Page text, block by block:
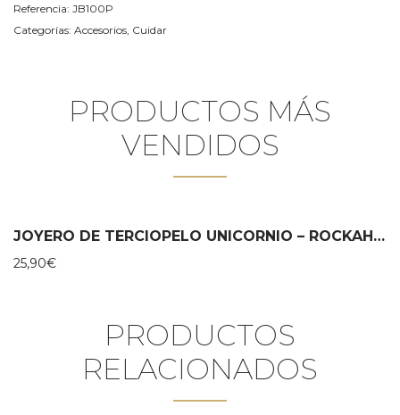
Referencia: JB100P
Categorías: Accesorios Cuidar
PRODUCTOS MÁS
VENDIDOS
JOYERO DE TERCIOPELO UNICORNIO – ROCKAHULA
25,90€
PRODUCTOS
RELACIONADOS